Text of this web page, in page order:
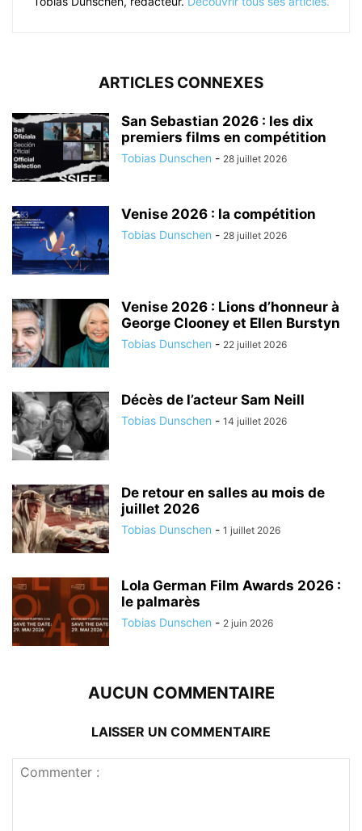
ARTICLES CONNEXES
San Sebastian 2026 : les dix
premiers films en compétition
Tobias Dunschen - 28 juillet 2026
Venise 2026 : la compétition
Tobias Dunschen - 28 juillet 2026
Venise 2026 : Lions d’honneur à
George Clooney et Ellen Burstyn
Tobias Dunschen - 22 juillet 2026
Décès de l’acteur Sam Neill
Tobias Dunschen - 14 juillet 2026
De retour en salles au mois de
juillet 2026
Tobias Dunschen - 1 juillet 2026
Lola German Film Awards 2026 :
le palmarès
Tobias Dunschen - 2 juin 2026
AUCUN COMMENTAIRE
LAISSER UN COMMENTAIRE